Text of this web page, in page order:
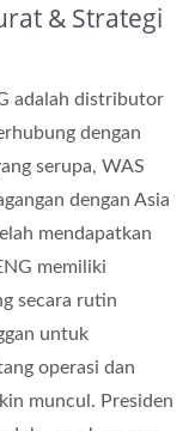
& Strategi
adalah distributor
dengan
serupa, WAS
dengan Asia
mendapatkan
memiliki
secara rutin
untuk
operasi dan
muncul. Presiden